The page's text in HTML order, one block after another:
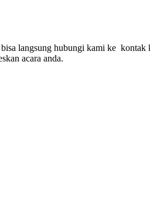
langsung hubungi kami ke
acara anda.